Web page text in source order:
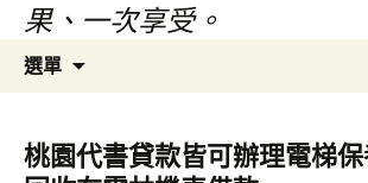
果、一次享受。
選單
容
桃園代書貸款皆可辦理電梯